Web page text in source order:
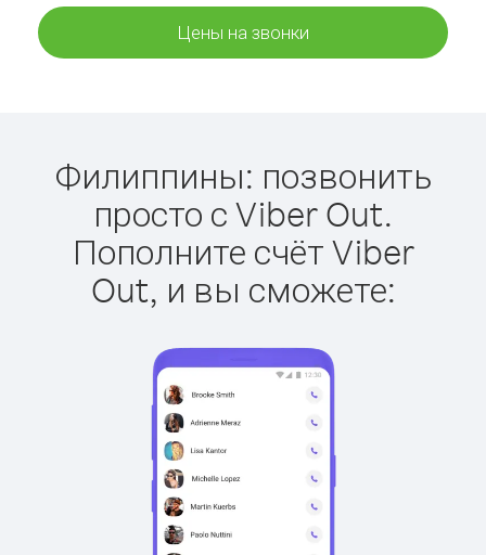
Цены на звонки
Филиппины: позвонить
просто с Viber Out.
Пополните счёт Viber
Out, и вы сможете: